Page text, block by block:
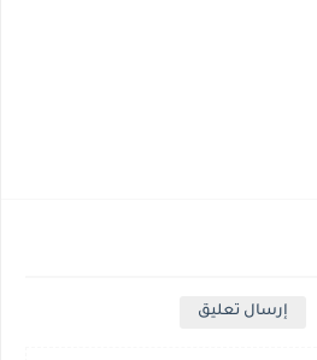
إرسال تعليق